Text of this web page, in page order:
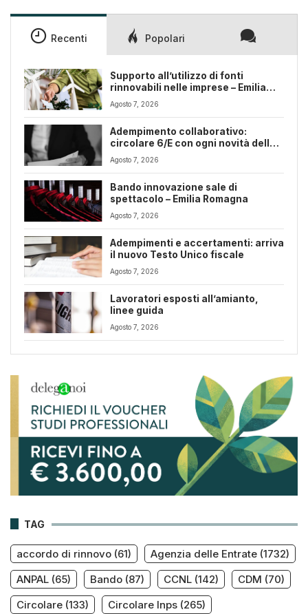
Recenti Popolari
Supporto all’utilizzo di fonti
rinnovabili nelle imprese – Emilia
Romagna
Agosto 7, 2026
Adempimento collaborativo:
circolare 6/E con ogni novità della
riforma fiscale
Agosto 7, 2026
Bando innovazione sale di
spettacolo – Emilia Romagna
Agosto 7, 2026
Adempimenti e accertamenti: arriva
il nuovo Testo Unico fiscale
Agosto 7, 2026
Lavoratori esposti all’amianto,
linee guida
Agosto 7, 2026
TAG
accordo di rinnovo (61) Agenzia delle Entrate (1732)
ANPAL (65) Bando (87) CCNL (142) CDM (70)
Circolare (133) Circolare Inps (265)